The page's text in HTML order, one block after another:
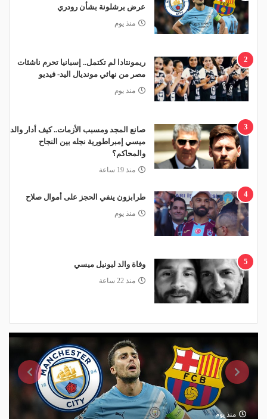
عرض برشلونة بشأن رودري
منذ يوم
2
ريمونتادا لم تكتمل.. إسبانيا تحرم ناشئات
مصر من نهائي مونديال اليد- فيديو
منذ يوم
3
صانع المجد ومسبب الأزمات.. كيف أدار والد
ميسي إمبراطورية نجله بين النجاح
والمحاكم؟
منذ 19 ساعة
4 طرابزون ينفي الحجز على أموال صلاح
منذ يوم
5 وفاة والد ليونيل ميسي
منذ 22 ساعة
منذ يوم